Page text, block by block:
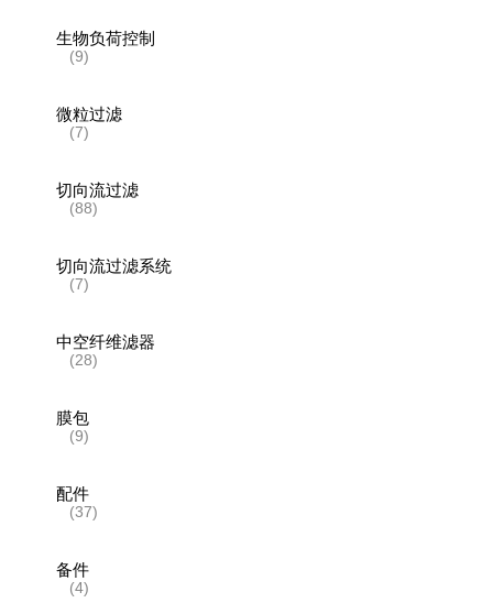
生物负荷控制
(9)
微粒过滤
(7)
切向流过滤
(88)
切向流过滤系统
(7)
中空纤维滤器
(28)
膜包
(9)
配件
(37)
备件
(4)